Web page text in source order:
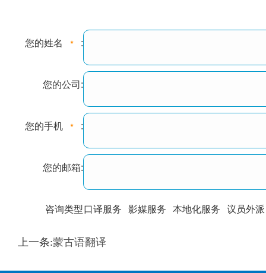
您的姓名 :
您的公司:
您的手机 :
您的邮箱:
咨询类型口译服务 影媒服务 本地化服务 议员外派
训翻译
上一条:蒙古语翻译